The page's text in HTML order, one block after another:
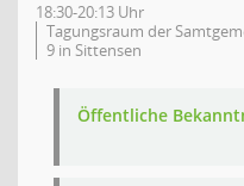
18:30-20:13 Uhr
Tagungsraum der
9 in Sittensen
Öffentliche